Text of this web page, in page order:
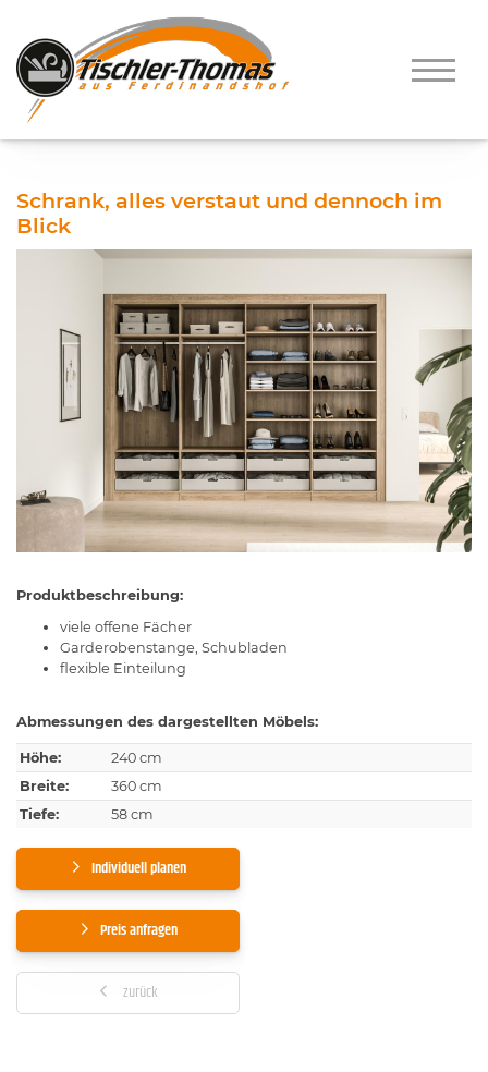
Schrank, alles verstaut und dennoch im
Blick
Produktbeschreibung:
viele offene Fächer
Garderobenstange, Schubladen
flexible Einteilung
Abmessungen des dargestellten Möbels:
Höhe:
240 cm
Breite:
360 cm
Tiefe:
58 cm
Individuell planen
Preis anfragen
zurück